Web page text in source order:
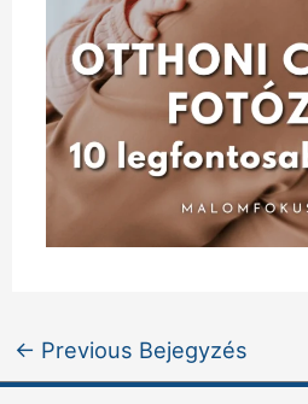
← Previous Bejegyzés